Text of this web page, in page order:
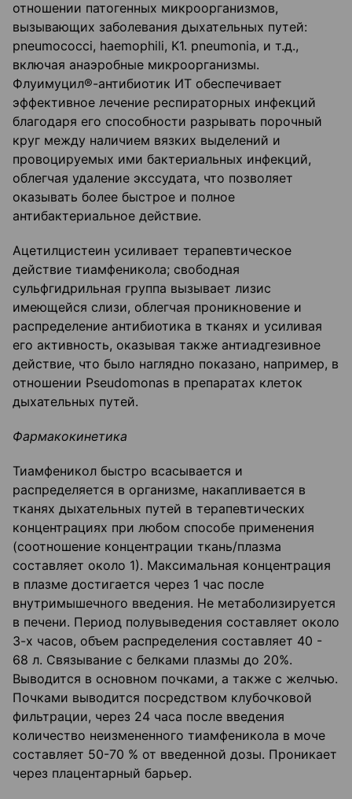
отношении патогенных микроорганизмов,
вызывающих заболевания дыхательных путей:
pneumococci, haemophili, K1. pneumonia, и т.д.,
включая анаэробные микроорганизмы.
Флуимуцил®-антибиотик ИТ обеспечивает
эффективное лечение респираторных инфекций
благодаря его способности разрывать порочный
круг между наличием вязких выделений и
провоцируемых ими бактериальных инфекций,
облегчая удаление экссудата, что позволяет
оказывать более быстрое и полное
антибактериальное действие.
Ацетилцистеин усиливает терапевтическое
действие тиамфеникола; свободная
сульфгидрильная группа вызывает лизис
имеющейся слизи, облегчая проникновение и
распределение антибиотика в тканях и усиливая
его активность, оказывая также антиадгезивное
действие, что было наглядно показано, например, в
отношении Pseudomonas в препаратах клеток
дыхательных путей.
Фармакокинетика
Тиамфеникол быстро всасывается и
распределяется в организме, накапливается в
тканях дыхательных путей в терапевтических
концентрациях при любом способе применения
(соотношение концентрации ткань/плазма
составляет около 1). Максимальная концентрация
в плазме достигается через 1 час после
внутримышечного введения. Не метаболизируется
в печени. Период полувыведения составляет около
3-х часов, объем распределения составляет 40 -
68 л. Связывание с белками плазмы до 20%.
Выводится в основном почками, а также с желчью.
Почками выводится посредством клубочковой
фильтрации, через 24 часа после введения
количество неизмененного тиамфеникола в моче
составляет 50-70 % от введенной дозы. Проникает
через плацентарный барьер.